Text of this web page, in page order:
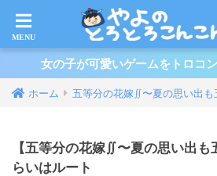
女の子が可愛いゲームをトロコ
ホーム 五等分の花嫁∬〜夏の思い出も
【五等分の花嫁∬〜夏の思い出も
らいはルート